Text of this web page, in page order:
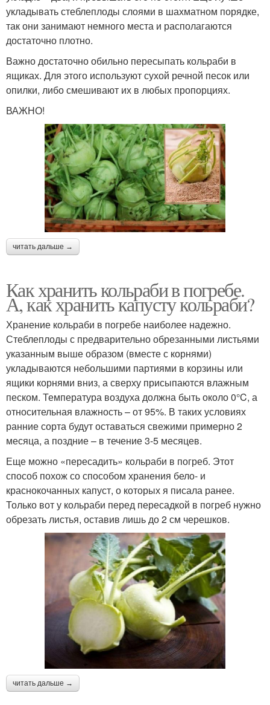
укладывать стеблеплоды слоями в шахматном порядке,
так они занимают немного места и располагаются
достаточно плотно.
Важно достаточно обильно пересыпать кольраби в
ящиках. Для этого используют сухой речной песок или
опилки, либо смешивают их в любых пропорциях.
ВАЖНО!
читать дальше →
Как хранить кольраби в погребе.
А, как хранить капусту кольраби?
Хранение кольраби в погребе наиболее надежно.
Стеблеплоды с предварительно обрезанными листьями
указанным выше образом (вместе с корнями)
укладываются небольшими партиями в корзины или
ящики корнями вниз, а сверху присыпаются влажным
песком. Температура воздуха должна быть около 0°C, а
относительная влажность – от 95%. В таких условиях
ранние сорта будут оставаться свежими примерно 2
месяца, а поздние – в течение 3-5 месяцев.
Еще можно «пересадить» кольраби в погреб. Этот
способ похож со способом хранения бело- и
краснокочанных капуст, о которых я писала ранее.
Только вот у кольраби перед пересадкой в погреб нужно
обрезать листья, оставив лишь до 2 см черешков.
читать дальше →